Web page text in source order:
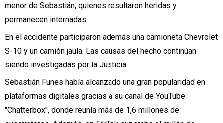
menor de Sebastián, quienes resultaron heridas y
permanecen internadas.
En el accidente participaron además una camioneta Chevrolet
S-10 y un camión jaula. Las causas del hecho continúan
siendo investigadas por la Justicia.
Sebastián Funes había alcanzado una gran popularidad en
plataformas digitales gracias a su canal de YouTube
"Chatterbox", donde reunía más de 1,6 millones de